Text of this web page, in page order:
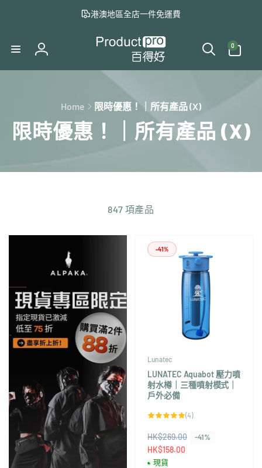
港澳地區全店一件免運費
登
入
0
件
商
Home 限時優惠！｜所有產品 (X)
限時優惠！｜所有產品 (X)
847 項產品
-41%
Lunatec
LUNATEC Aquabot 壓力噴
射水樽｜三種噴射模式｜
戶外必備
(4)4
總
HK$269.00 -41%
售
價
HK$158.00
現貨